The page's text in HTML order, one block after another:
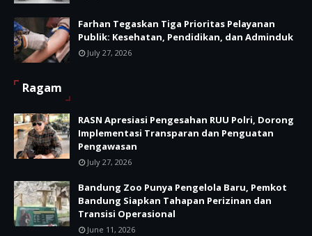
Farhan Tegaskan Tiga Prioritas Pelayanan
Publik: Kesehatan, Pendidikan, dan Adminduk
July 27, 2026
Ragam
RASN Apresiasi Pengesahan RUU Polri, Dorong
Implementasi Transparan dan Penguatan
Pengawasan
July 27, 2026
Bandung Zoo Punya Pengelola Baru, Pemkot
Bandung Siapkan Tahapan Perizinan dan
Transisi Operasional
June 11, 2026